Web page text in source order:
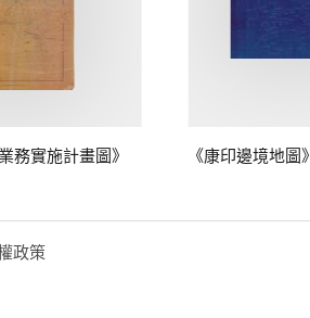
務實施計畫圖》 《康印邊境地圖》
政策